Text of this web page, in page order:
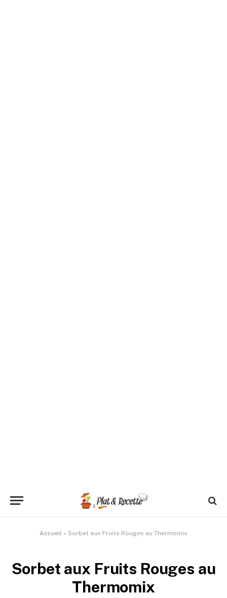
Accueil » Sorbet aux Fruits Rouges au Thermomix
Sorbet aux Fruits Rouges au
Thermomix